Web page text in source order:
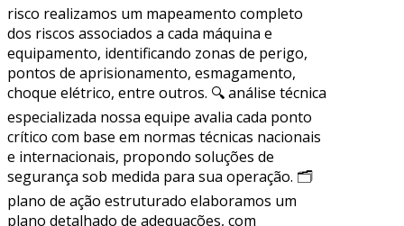
risco realizamos um mapeamento completo
dos riscos associados a cada máquina e
equipamento, identificando zonas de perigo,
pontos de aprisionamento, esmagamento,
choque elétrico, entre outros. 🔍 análise técnica
especializada nossa equipe avalia cada ponto
crítico com base em normas técnicas nacionais
e internacionais, propondo soluções de
segurança sob medida para sua operação. 🗂
plano de ação estruturado elaboramos um
plano detalhado de adequações, com